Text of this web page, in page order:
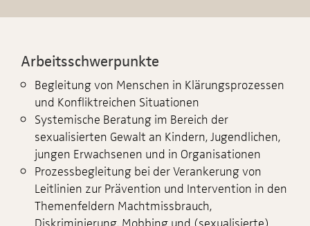
Arbeitsschwerpunkte
Begleitung von Menschen in Klärungsprozessen
und Konfliktreichen Situationen
Systemische Beratung im Bereich der
sexualisierten Gewalt an Kindern, Jugendlichen,
jungen Erwachsenen und in Organisationen
Prozessbegleitung bei der Verankerung von
Leitlinien zur Prävention und Intervention in den
Themenfeldern Machtmissbrauch,
Diskriminierung, Mobbing und (sexualisierte)